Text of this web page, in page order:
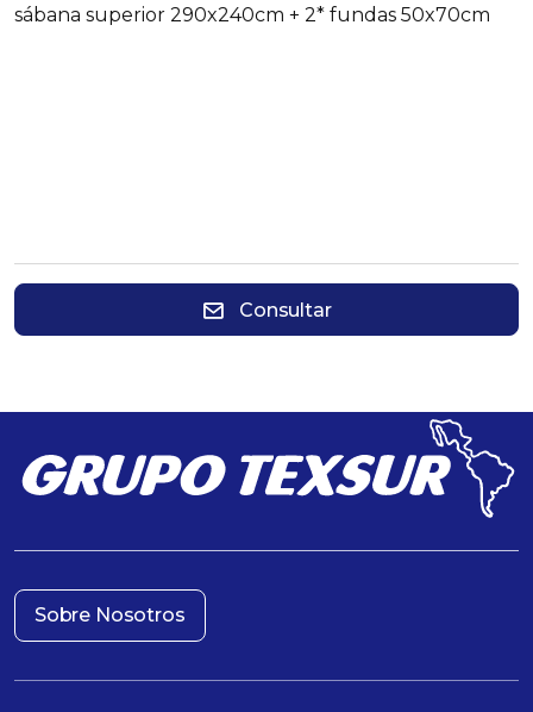
sábana superior 290x240cm + 2* fundas 50x70cm
Consultar
Sobre Nosotros